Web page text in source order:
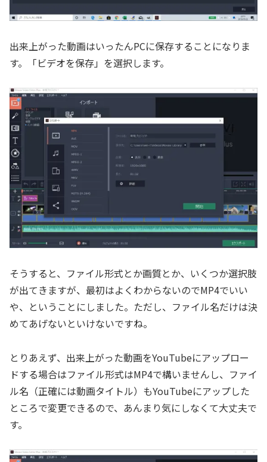
出来上がった動画はいったんPCに保存することになりま
す。「ビデオを保存」を選択します。
そうすると、ファイル形式とか画質とか、いくつか選択肢
が出てきますが、最初はよくわからないのでMP4でいい
や、ということにしました。ただし、ファイル名だけは決
めてあげないといけないですね。
とりあえず、出来上がった動画をYouTubeにアップロー
ドする場合はファイル形式はMP4で構いませんし、ファイ
ル名（正確には動画タイトル）もYouTubeにアップした
ところで変更できるので、あんまり気にしなくて大丈夫で
す。